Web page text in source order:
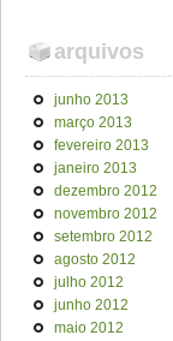
arquivos
junho 2013
março 2013
fevereiro 2013
janeiro 2013
dezembro 2012
novembro 2012
setembro 2012
agosto 2012
julho 2012
junho 2012
maio 2012